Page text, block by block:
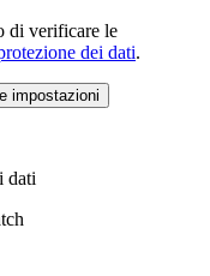
di verificare le
dei dati.
impostazioni
dati